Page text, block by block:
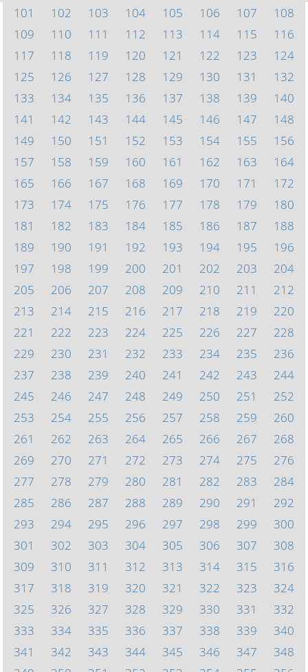
101
102 103 104 105 106 107
108
109
110 111 112 113 114 115
116
117
118 119 120 121 122 123
124
125
126 127 128 129 130 131
132
133
134 135 136 137 138 139
140
141
142 143 144 145 146 147
148
149
150 151 152 153 154 155
156
157
158 159 160 161 162 163
164
165
166 167 168 169 170 171
172
173
174 175 176 177 178 179
180
181
182 183 184 185 186 187
188
189
190 191 192 193 194 195
196
197
198 199 200 201 202 203
204
205
206 207 208 209 210 211
212
213
214 215 216 217 218 219
220
221
222 223 224 225 226 227
228
229
230 231 232 233 234 235
236
237
238 239 240 241 242 243
244
245
246 247 248 249 250 251
252
253
254 255 256 257 258 259
260
261
262 263 264 265 266 267
268
269
270 271 272 273 274 275
276
277
278 279 280 281 282 283
284
285
286 287 288 289 290 291
292
293
294 295 296 297 298 299
300
301
302 303 304 305 306 307
308
309
310 311 312 313 314 315
316
317
318 319 320 321 322 323
324
325
326 327 328 329 330 331
332
333
334 335 336 337 338 339
340
341
342 343 344 345 346 347
348